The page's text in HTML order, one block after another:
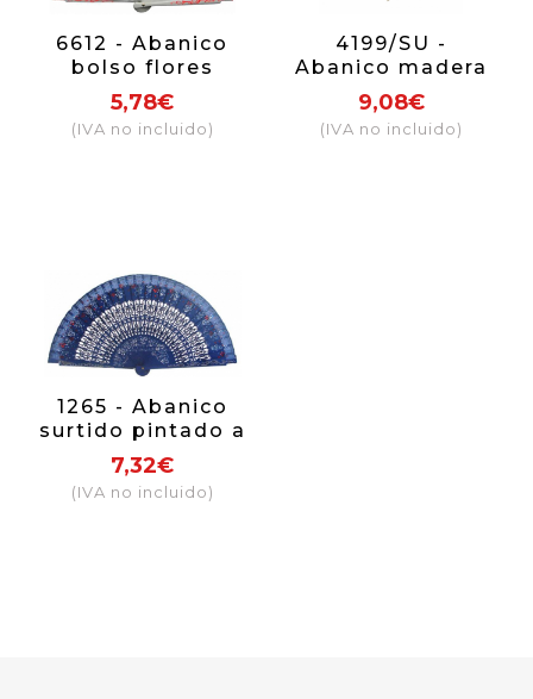
6612 - Abanico
bolso flores
pintado a mano 2
caras
5,78€
(IVA no incluido)
4199/SU -
Abanico madera
2 caras lujo
9,08€
(IVA no incluido)
1265 - Abanico
surtido pintado a
mano 2 caras
7,32€
(IVA no incluido)